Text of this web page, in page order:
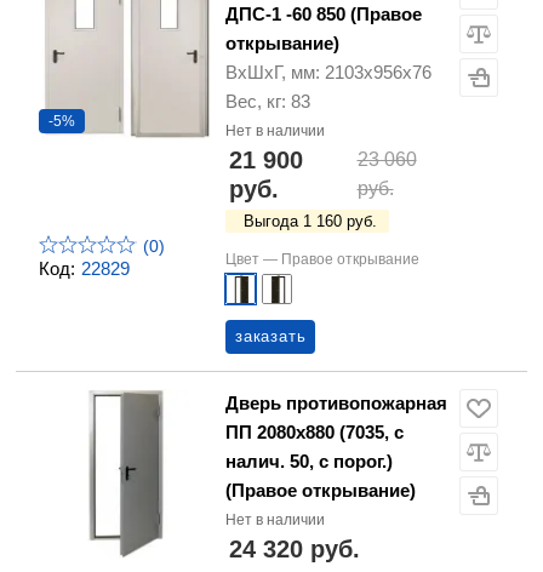
Код: 22829
-5%
(0)
ДПС-1 -60 850 (Правое
открывание)
ВхШхГ, мм: 2103х956х76
Вес, кг: 83
Нет в наличии
21 900
руб.
23 060
руб.
Выгода 1 160 руб.
Цвет — Правое открывание
заказать
Дверь противопожарная
ПП 2080х880 (7035, с
налич. 50, с порог.)
(Правое открывание)
Нет в наличии
24 320 руб.